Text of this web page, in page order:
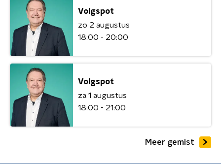
Volgspot
zo 2 augustus
18:00 - 20:00
Volgspot
za 1 augustus
18:00 - 21:00
Meer gemist